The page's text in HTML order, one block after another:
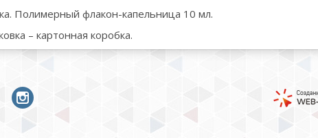
Полимерный флакон-капельница 10 мл.
– картонная коробка.
whatsapp